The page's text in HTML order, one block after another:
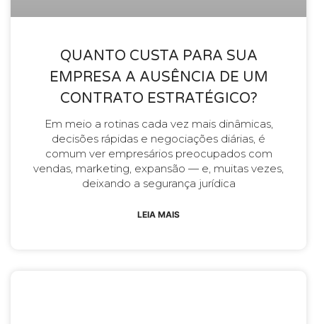
QUANTO CUSTA PARA SUA
EMPRESA A AUSÊNCIA DE UM
CONTRATO ESTRATÉGICO?
Em meio a rotinas cada vez mais dinâmicas,
decisões rápidas e negociações diárias, é
comum ver empresários preocupados com
vendas, marketing, expansão — e, muitas vezes,
deixando a segurança jurídica
LEIA MAIS